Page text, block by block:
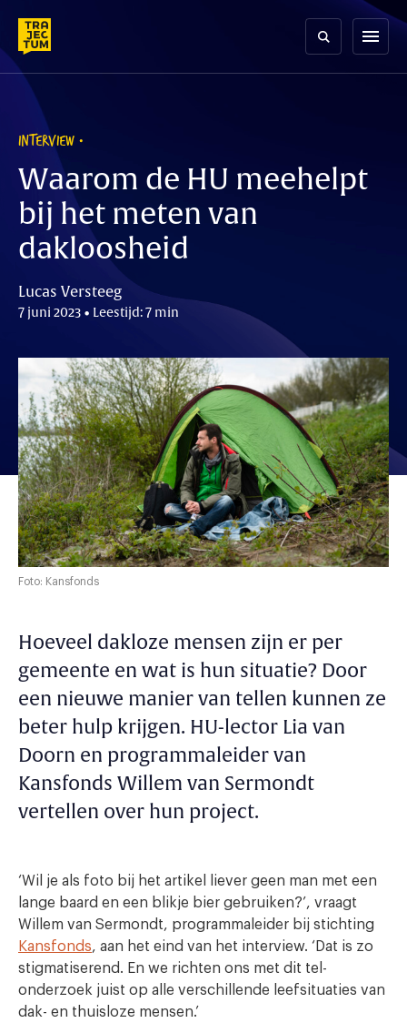
content
menu
INTERVIEW
Waarom de HU meehelpt
bij het meten van
dakloosheid
Lucas Versteeg
7 juni 2023 • Leestijd: 7 min
Foto: Kansfonds
Hoeveel dakloze mensen zijn er per
gemeente en wat is hun situatie? Door
een nieuwe manier van tellen kunnen ze
beter hulp krijgen. HU-lector Lia van
Doorn en programmaleider van
Kansfonds Willem van Sermondt
vertellen over hun project.
‘Wil je als foto bij het artikel liever geen man met een
lange baard en een blikje bier gebruiken?’, vraagt
Willem van Sermondt, programmaleider bij stichting
Kansfonds, aan het eind van het interview. ‘Dat is zo
stigmatiserend. En we richten ons met dit tel-
onderzoek juist op alle verschillende leefsituaties van
dak- en thuisloze mensen.’